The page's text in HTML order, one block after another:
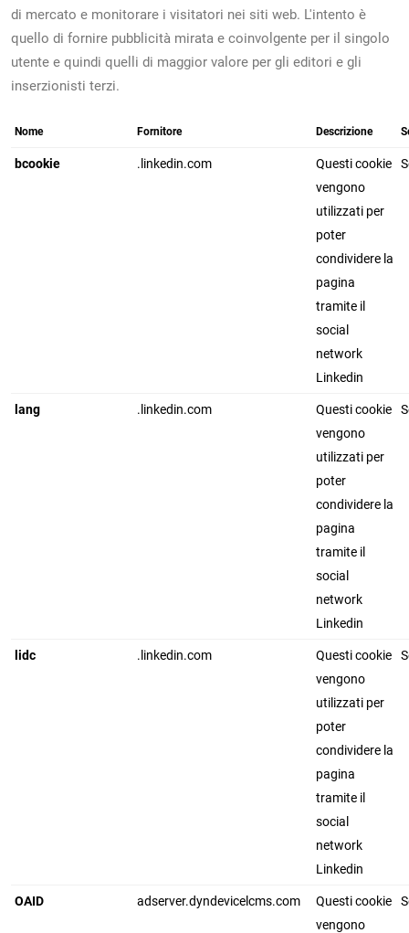
di mercato e monitorare i visitatori nei siti web. L'intento è
quello di fornire pubblicità mirata e coinvolgente per il singolo
utente e quindi quelli di maggior valore per gli editori e gli
inserzionisti terzi.
Nome Fornitore Descrizione
bcookie .linkedin.com
Questi cookie
vengono
utilizzati per
poter
condividere la
pagina
tramite il
social
network
Linkedin
lang .linkedin.com
Questi cookie
vengono
utilizzati per
poter
condividere la
pagina
tramite il
social
network
Linkedin
lidc .linkedin.com
Questi cookie
vengono
utilizzati per
poter
condividere la
pagina
tramite il
social
network
Linkedin
OAID adserver.dyndevicelcms.com
Questi cookie
vengono